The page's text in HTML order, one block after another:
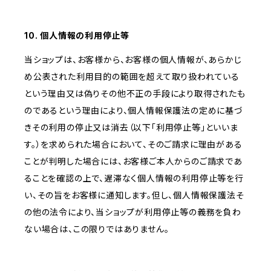
10. 個人情報の利用停止等
当ショップは、お客様から、お客様の個人情報が、あらかじ
め公表された利用目的の範囲を超えて取り扱われている
という理由又は偽りその他不正の手段により取得されたも
のであるという理由により、個人情報保護法の定めに基づ
きその利用の停止又は消去（以下「利用停止等」といいま
す。）を求められた場合において、そのご請求に理由がある
ことが判明した場合には、お客様ご本人からのご請求であ
ることを確認の上で、遅滞なく個人情報の利用停止等を行
い、その旨をお客様に通知します。但し、個人情報保護法そ
の他の法令により、当ショップが利用停止等の義務を負わ
ない場合は、この限りではありません。